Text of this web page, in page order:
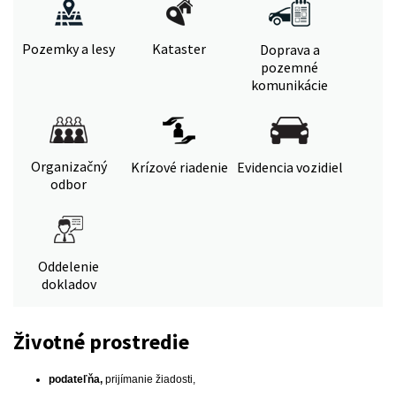
Pozemky a lesy Kataster
Doprava a
pozemné
komunikácie
Organizačný
odbor
Krízové riadenie Evidencia vozidiel
Oddelenie
dokladov
Životné prostredie
podateľňa, prijímanie žiadosti,